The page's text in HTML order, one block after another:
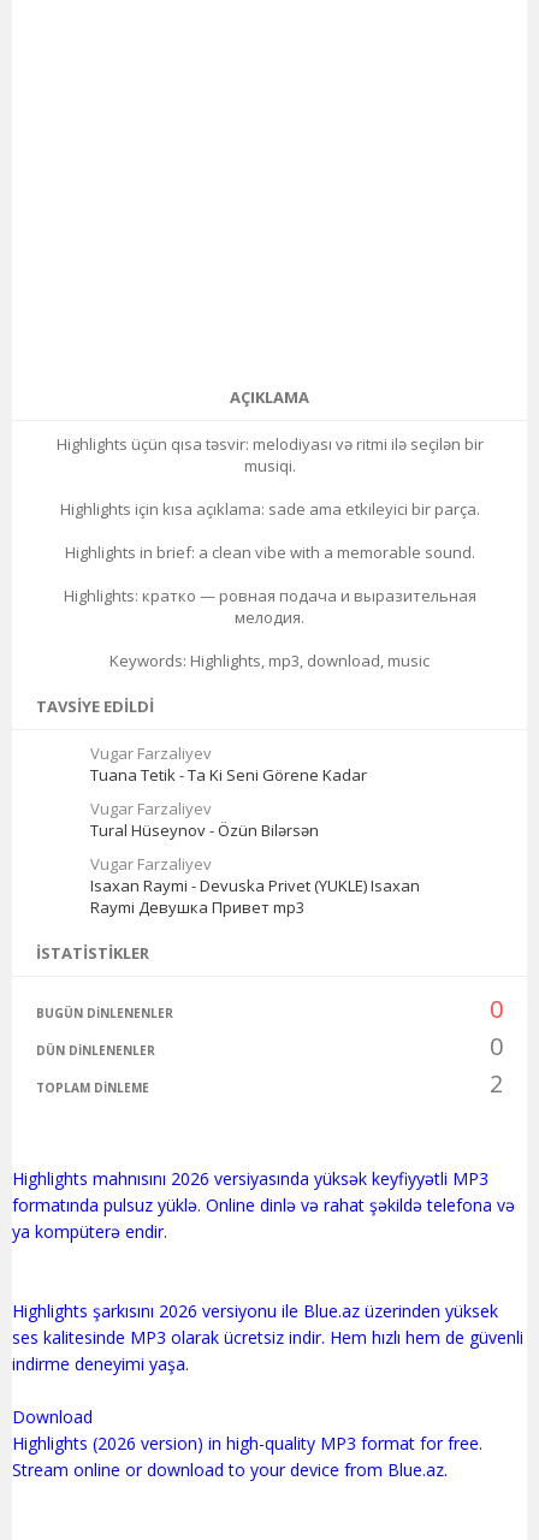
AÇIKLAMA
Highlights üçün qısa təsvir: melodiyası və ritmi ilə seçilən bir
musiqi.
Highlights için kısa açıklama: sade ama etkileyici bir parça.
Highlights in brief: a clean vibe with a memorable sound.
Highlights: кратко — ровная подача и выразительная
мелодия.
Keywords: Highlights, mp3, download, music
TAVSIYE EDILDI
Vugar Farzaliyev
Tuana Tetik - Ta Ki Seni Görene Kadar
Vugar Farzaliyev
Tural Hüseynov - Özün Bilərsən
Vugar Farzaliyev
Isaxan Raymi - Devuska Privet (YUKLE) Isaxan
Raymi Девушка Привет mp3
İSTATISTIKLER
BUGÜN DINLENENLER 0
DÜN DINLENENLER 0
TOPLAM DINLEME 2
Highlights mahnısını 2026 versiyasında yüksək keyfiyyətli MP3
formatında pulsuz yüklə. Online dinlə və rahat şəkildə telefona və
ya kompüterə endir.
Highlights şarkısını 2026 versiyonu ile Blue.az üzerinden yüksek
ses kalitesinde MP3 olarak ücretsiz indir. Hem hızlı hem de güvenli
indirme deneyimi yaşa.
Download
Highlights (2026 version) in high-quality MP3 format for free.
Stream online or download to your device from Blue.az.